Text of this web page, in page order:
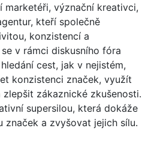
marketéři, význační kreativci,
kteří společně
konzistencí a
v rámci diskusního fóra
cest, jak v nejistém,
konzistenci značek, využít
zákaznické zkušenosti.
supersilou, která dokáže
a zvyšovat jejich sílu.